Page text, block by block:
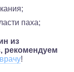
паха;
из
рекомендуем
врачу!